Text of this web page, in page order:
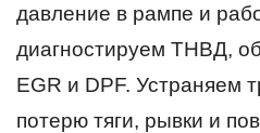
давление в рампе и
диагностируем ТНВД,
EGR и DPF. Устраняем
потерю тяги, рывки и